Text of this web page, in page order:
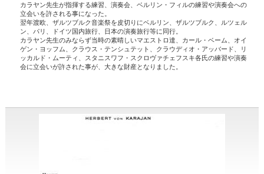
カラヤン先生が指揮する練習、演奏会、ベルリン・フィルの練習や演奏会への
立会いを許される事になった。
翌年渡欧、ザルツブルク音楽祭を皮切りにベルリン、ザルツブルク、ルツェル
ン、パリ、ドイツ国内旅行、日本の演奏旅行等に同行。
カラヤン先生のみならず当時の素晴しいマエストロ達、カール・ベーム、オイ
ゲン・ヨッフム、クラウス・テンシュテット、クラウディオ・アッバード、リ
ッカルド・ムーティ、スタニスワフ・スクロヴァチェフスキ各氏の練習や演奏
会に立会いが許された事が、大きな財産となりました。